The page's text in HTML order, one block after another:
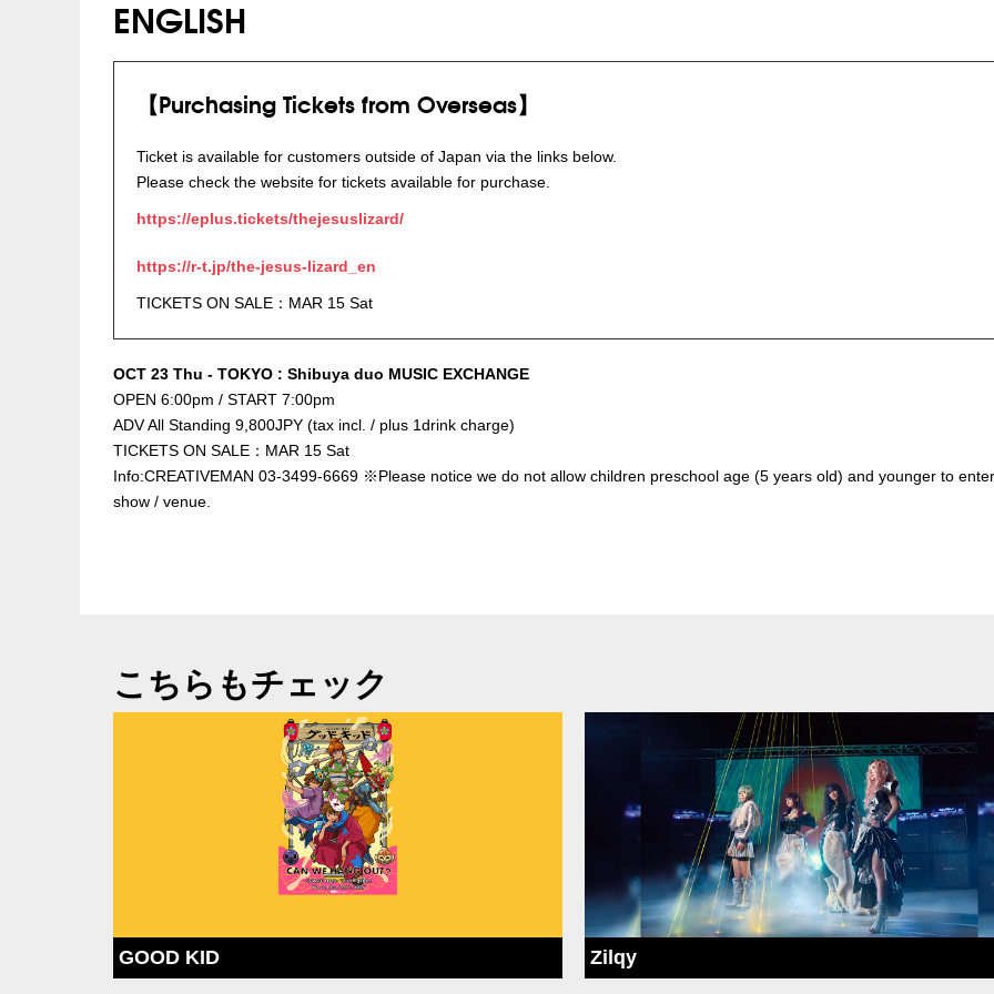
ENGLISH
【Purchasing Tickets from Overseas】
Ticket is available for customers outside of Japan via the links below.
Please check the website for tickets available for purchase.
https://eplus.tickets/thejesuslizard/
https://r-t.jp/the-jesus-lizard_en
TICKETS ON SALE：MAR 15 Sat
OCT 23 Thu - TOKYO : Shibuya duo MUSIC EXCHANGE
OPEN 6:00pm / START 7:00pm
ADV All Standing 9,800JPY (tax incl. / plus 1drink charge)
TICKETS ON SALE：MAR 15 Sat
Info:CREATIVEMAN 03-3499-6669 ※Please notice we do not allow children preschool age (5 years old) and younger to
show / venue.
こちらもチェック
GOOD KID Zilqy